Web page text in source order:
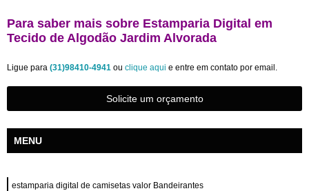
Para saber mais sobre Estamparia Digital em
Tecido de Algodão Jardim Alvorada
Ligue para (31)98410-4941 ou clique aqui e entre em contato por email.
Solicite um orçamento
MENU
estamparia digital de camisetas valor Bandeirantes